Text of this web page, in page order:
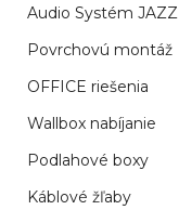
Audio Systém JAZZ
Povrchovú montáž
OFFICE riešenia
Wallbox nabíjanie
Podlahové boxy
Káblové žľaby